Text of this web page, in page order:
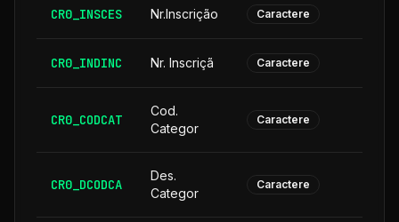
CR0_INSCES Nr.Inscrição Caractere
CR0_INDINC Nr. Inscriçã Caractere
CR0_CODCAT
Cod.
Categor
Caractere
CR0_DCODCA
Des.
Categor
Caractere